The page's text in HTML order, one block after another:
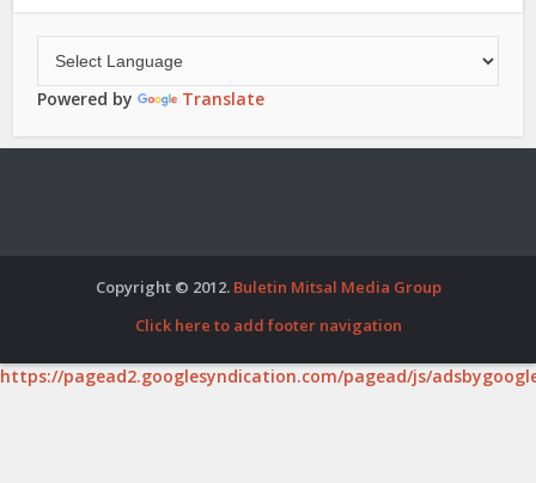
Powered by Translate
Copyright © 2012. Buletin Mitsal Media Group
Click here to add footer navigation
https://pagead2.googlesyndication.com/pagead/js/